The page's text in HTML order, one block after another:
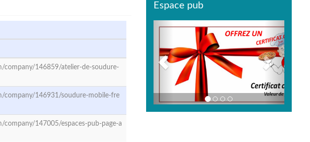
company/146859/atelier-de-soudure-
company/146931/soudure-mobile-fre
company/147005/espaces-pub-page-a
Espace pub
Previous
Next